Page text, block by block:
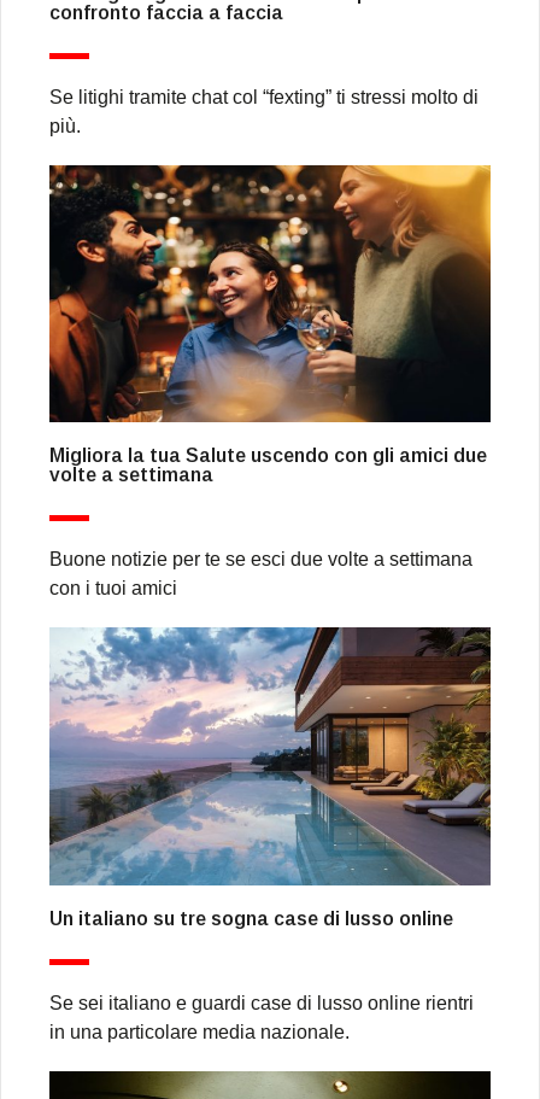
confronto faccia a faccia
Se litighi tramite chat col “fexting” ti stressi molto di
più.
Migliora la tua Salute uscendo con gli amici due
volte a settimana
Buone notizie per te se esci due volte a settimana
con i tuoi amici
Un italiano su tre sogna case di lusso online
Se sei italiano e guardi case di lusso online rientri
in una particolare media nazionale.